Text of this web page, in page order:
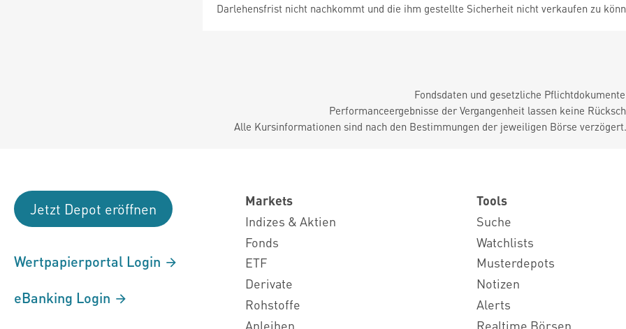
Darlehensfrist nicht nachkommt und die ihm gestellte Sicherheit nicht verkaufen zu
Fondsdaten und gesetzliche
Performanceergebnisse der Vergangenheit lassen keine
Alle Kursinformationen sind nach den Bestimmungen der jeweiligen Börse
Jetzt Depot eröffnen
Wertpapierportal Login
eBanking Login
Markets
Indizes & Aktien
Fonds
ETF
Derivate
Rohstoffe
Anleihen
Tools
Suche
Watchlists
Musterdepots
Notizen
Alerts
Realtime Börsen